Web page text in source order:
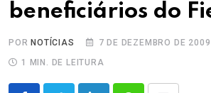
beneficiários do
POR NOTÍCIAS
7 DE DEZEMBRO DE 2009
1 MIN. DE LEITURA